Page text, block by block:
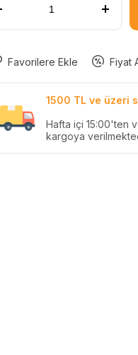
Favorilere Ekle Fiyat
1500 TL ve üzeri
Hafta içi 15:00'ten
kargoya